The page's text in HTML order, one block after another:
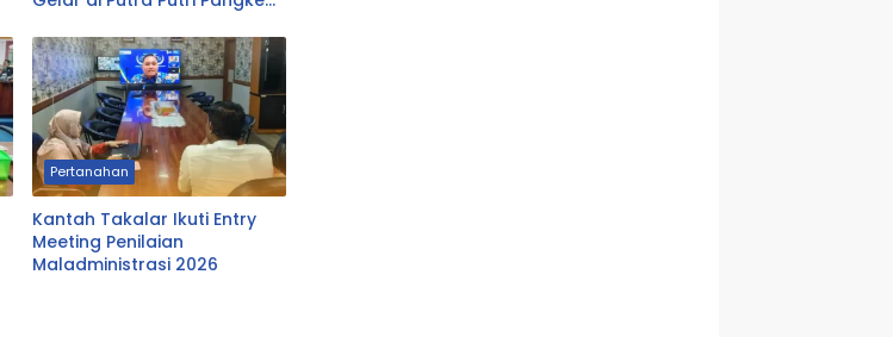
Lingkungan dan Fotogenik
Pertanahan
Kantah Takalar Ikuti Entry
Meeting Penilaian
Maladministrasi 2026